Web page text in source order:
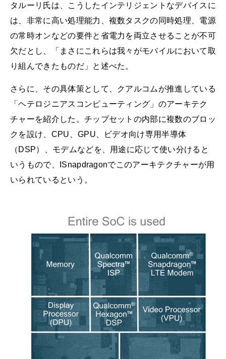
タルーリ氏は、こうしたインテリジェントなデバイスに
は、非常に高い処理能力、複数タスクの同時処理、電源
の常時オンなどの要件と省電力を両立させることが不可
欠だとし、「まさにこれらは我々がモバイルにおいて取
り組んできたものだ」と述べた。
さらに、その具体策として、クアルコムが推進している
「ヘテロジニアスコンピューティング」のアーキテク
チャーを紹介した。チップセットの内部に複数のブロッ
クを設け、CPU、GPU、ビデオ向け専用半導体
（DSP）、モデムなどを、用途に応じて使い分けると
いうもので、ISnapdragonでこのアーキテクチャーが用
いられているという。